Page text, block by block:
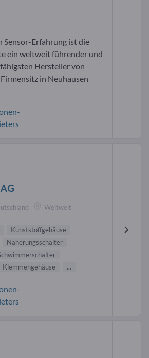
Sensor-Erfahrung ist die
ein weltweit führender und
Hersteller von
in Neuhausen
Weltweit
Kunststoffgehäuse
Näherungsschalter
Klemmengehäuse ...